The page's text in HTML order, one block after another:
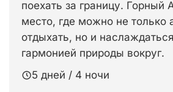
поехать за границу. Горный
место, где можно не только
отдыхать, но и
гармонией природы вокруг.
5 дней / 4 ночи